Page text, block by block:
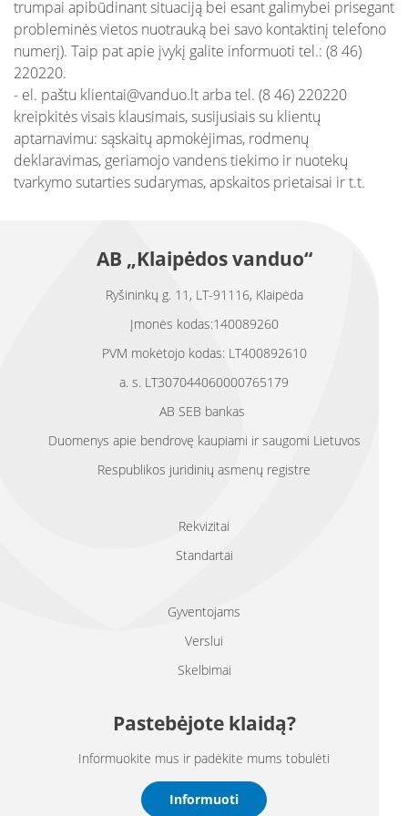
trumpai apibūdinant situaciją bei esant galimybei prisegant
probleminės vietos nuotrauką bei savo kontaktinį telefono
numerį). Taip pat apie įvykį galite informuoti tel.: (8 46)
220220.
- el. paštu klientai@vanduo.lt arba tel. (8 46) 220220
kreipkitės visais klausimais, susijusiais su klientų
aptarnavimu: sąskaitų apmokėjimas, rodmenų
deklaravimas, geriamojo vandens tiekimo ir nuotekų
tvarkymo sutarties sudarymas, apskaitos prietaisai ir t.t.
AB „Klaipėdos vanduo“
Ryšininkų g. 11, LT-91116, Klaipėda
Įmonės kodas:140089260
PVM mokėtojo kodas: LT400892610
a. s. LT307044060000765179
AB SEB bankas
Duomenys apie bendrovę kaupiami ir saugomi Lietuvos
Respublikos juridinių asmenų registre
Rekvizitai
Standartai
Gyventojams
Verslui
Skelbimai
Pastebėjote klaidą?
Informuokite mus ir padėkite mums tobulėti
Informuoti